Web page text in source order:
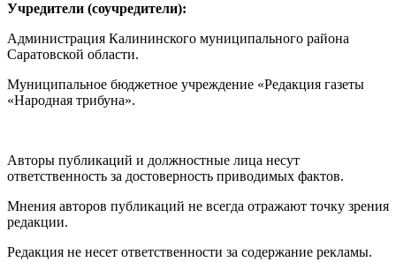
Учредители (соучредители):
Администрация Калининского муниципального района
Саратовской области.
Муниципальное бюджетное учреждение «Редакция газеты
«Народная трибуна».
Авторы публикаций и должностные лица несут
ответственность за достоверность приводимых фактов.
Мнения авторов публикаций не всегда отражают точку зрения
редакции.
Редакция не несет ответственности за содержание рекламы.